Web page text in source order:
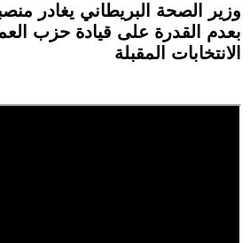
وزير الصحة البريطاني يغادر
بعدم القدرة على قيادة حزب
الانتخابات المقبلة